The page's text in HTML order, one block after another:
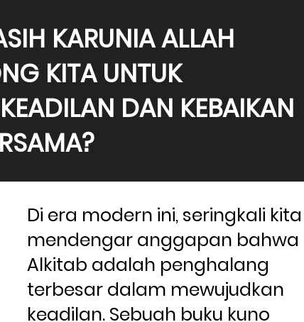
KARUNIA ALLAH
KITA UNTUK
DAN KEBAIKAN
Di era modern ini, seringkali kita
mendengar anggapan bahwa
Alkitab adalah penghalang
terbesar dalam mewujudkan
keadilan. Sebuah buku kuno